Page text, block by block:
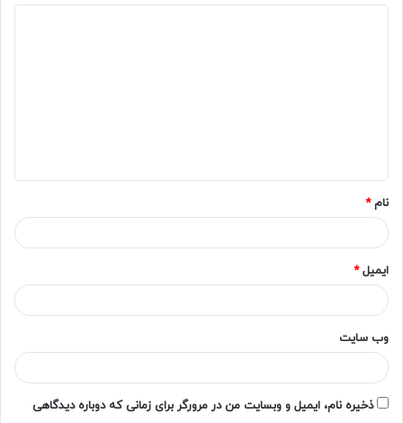
*
نام*
ایمیل*
وب‌ سایت
ذخیره نام، ایمیل و وبسایت من در مرورگر برای زمانی که دوباره دیدگاهی